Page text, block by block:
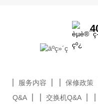
服务内容 保修政策
Q&A
交换机Q&A